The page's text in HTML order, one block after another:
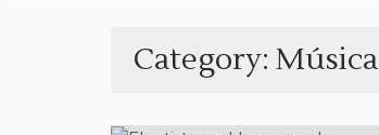
Category: Música